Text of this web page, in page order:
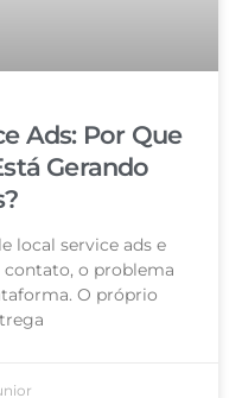
Ads: Por Que
Gerando
local service ads e
o problema
O próprio